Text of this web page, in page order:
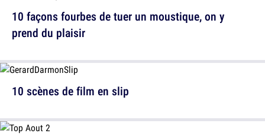
10 scènes de film en slip
10 façons fourbes de tuer un moustique, on y
prend du plaisir